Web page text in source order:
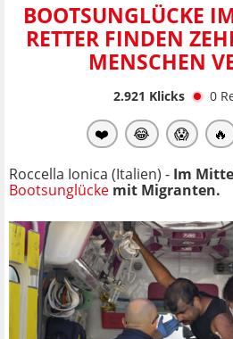
BOOTSUNGLÜCKE
RETTER FINDEN
MENSCHEN
2.921 Klicks 0
❤️ 😂 😱 🔥
Roccella Ionica (Italien) - Im
Bootsunglücke mit Migranten.